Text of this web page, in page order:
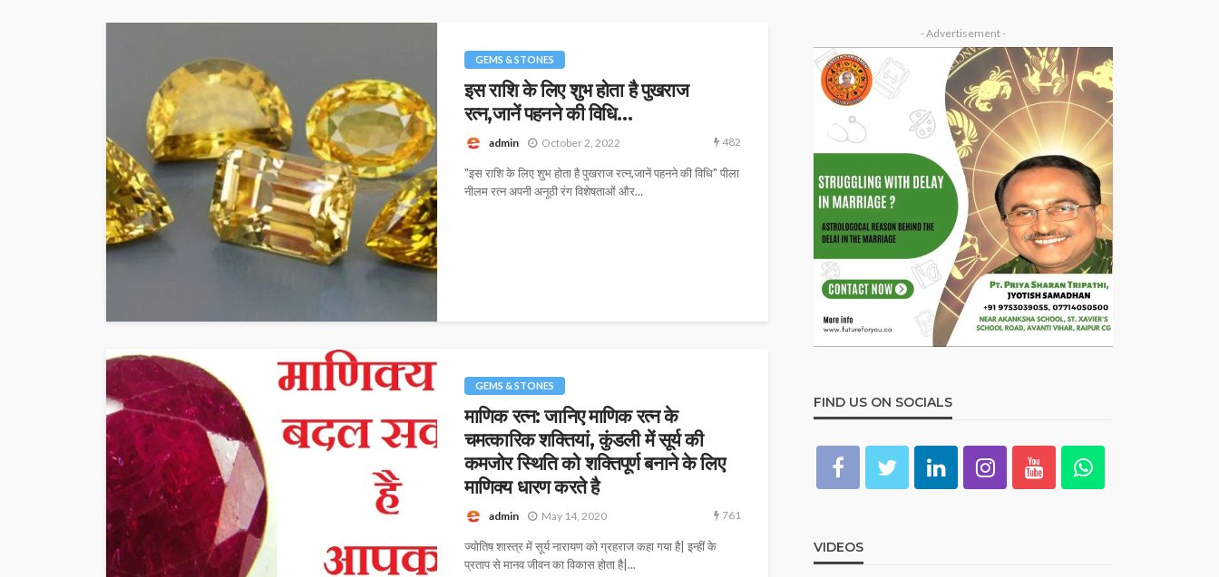
GEMS & STONES
इस राशि के लिए शुभ होता है पुखराज
रत्न,जानें पहनने की विधि…
admin October 2, 2022 482
"इस राशि के लिए शुभ होता है पुखराज रत्न,जानें पहनने की विधि" पीला
नीलम रत्न अपनी अनूठी रंग विशेषताओं और...
GEMS & STONES
माणिक रत्न: जानिए माणिक रत्न के
चमत्कारिक शक्तियां, कुंडली में सूर्य की
कमजोर स्थिति को शक्तिपूर्ण बनाने के लिए
माणिक्य धारण करते है
admin May 14, 2020 761
ज्योतिष शास्त्र में सूर्य नारायण को ग्रहराज कहा गया है| इन्हीं के
प्रताप से मानव जीवन का विकास होता है|...
- Advertisement -
FIND US ON SOCIALS
VIDEOS